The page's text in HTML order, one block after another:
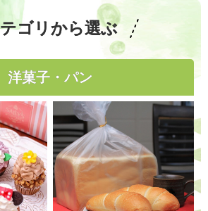
ゴリから選ぶ
洋菓子・パン